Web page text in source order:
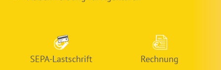
SEPA-Lastschrift Rechnung